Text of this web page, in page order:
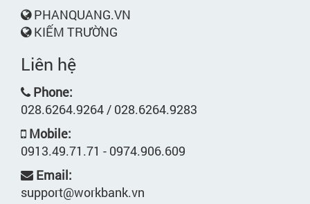
PHANQUANG.VN
KIẾM TRƯỜNG
Liên hệ
Phone:
028.6264.9264 / 028.6264.9283
Mobile:
0913.49.71.71 - 0974.906.609
Email:
support@workbank.vn